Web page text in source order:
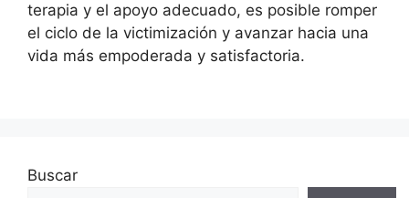
terapia y el apoyo adecuado, es posible romper
el ciclo de la victimización y avanzar hacia una
vida más empoderada y satisfactoria.
Buscar